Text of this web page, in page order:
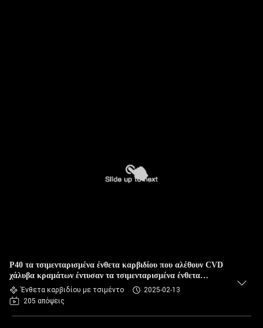
P40 τα τσιμενταρισμένα ένθετα καρβιδίου που αλέθουν CVD
χάλυβα κραμάτων έντυσαν τα τσιμενταρισμένα ένθετα
καρβιδίου
Ένθετα καρβιδίου με τσιμέντο
2025-02-13
205 απόψεις